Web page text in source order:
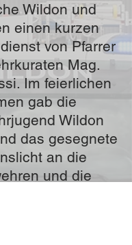
Wildon und
einen kurzen
von Pfarrer
Mag.
Im feierlichen
gab die
Wildon
das gesegnete
an die
und die